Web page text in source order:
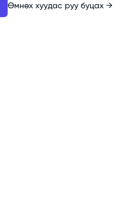
Өмнөх хуудас руу буцах →